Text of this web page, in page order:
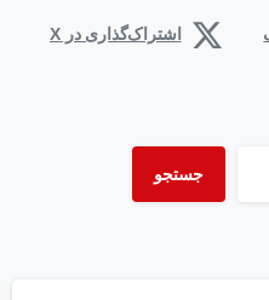
اشتراک‌گذاری در X
جستجو